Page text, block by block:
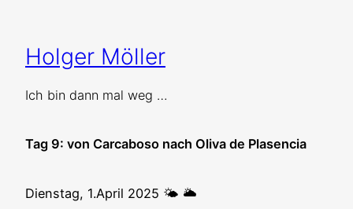
springen
Holger Möller
Ich bin dann mal weg …
Tag 9: von Carcaboso nach Oliva de Plasencia
Dienstag, 1.April 2025 🌤️ 🌥️